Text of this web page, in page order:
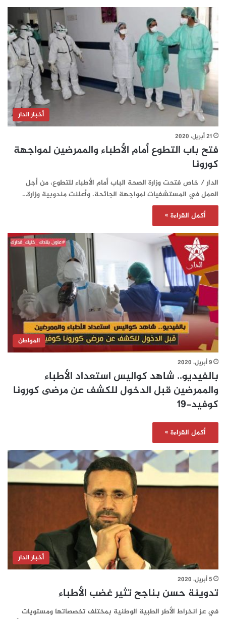
أخبار الدار
21 أبريل، 2020
فتح باب التطوع أمام الأطباء والممرضين لمواجهة
كورونا
الدار / خاص فتحت وزارة الصحة الباب أمام الأطباء للتطوع، من أجل
العمل في المستشفيات لمواجهة الجائحة. وأعلنت مندوبية وزارة…
أكمل القراءة »
المواطن
9 أبريل، 2020
بالفيديو.. شاهد كواليس استعداد الأطباء
والممرضين قبل الدخول للكشف عن مرضى كورونا
كوفيد-19
أكمل القراءة »
أخبار الدار
5 أبريل، 2020
تدوينة حسن بناجح تثير غضب الأطباء
في عز انخراط الأطر الطبية الوطنية بمختلف تخصصاتها ومستويات